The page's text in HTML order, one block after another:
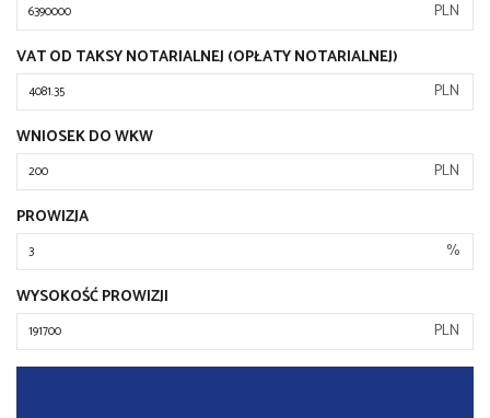
PLN
VAT OD TAKSY NOTARIALNEJ (OPŁATY NOTARIALNEJ)
PLN
WNIOSEK DO WKW
PLN
PROWIZJA
%
WYSOKOŚĆ PROWIZJI
PLN